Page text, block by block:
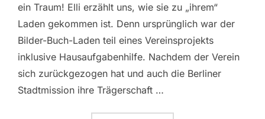
ein Traum! Elli erzählt uns, wie sie zu „ihrem“
Laden gekommen ist. Denn ursprünglich war der
Bilder-Buch-Laden teil eines Vereinsprojekts
inklusive Hausaufgabenhilfe. Nachdem der Verein
sich zurückgezogen hat und auch die Berliner
Stadtmission ihre Trägerschaft …